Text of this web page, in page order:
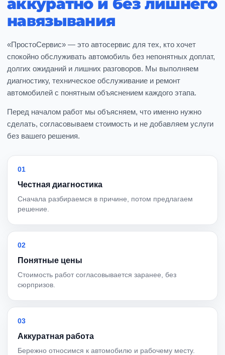
аккуратно и без лишнего
навязывания
«ПростоСервис» — это автосервис для тех, кто хочет
спокойно обслуживать автомобиль без непонятных доплат,
долгих ожиданий и лишних разговоров. Мы выполняем
диагностику, техническое обслуживание и ремонт
автомобилей с понятным объяснением каждого этапа.
Перед началом работ мы объясняем, что именно нужно
сделать, согласовываем стоимость и не добавляем услуги
без вашего решения.
01
Честная диагностика
Сначала разбираемся в причине, потом предлагаем
решение.
02
Понятные цены
Стоимость работ согласовывается заранее, без
сюрпризов.
03
Аккуратная работа
Бережно относимся к автомобилю и рабочему месту.